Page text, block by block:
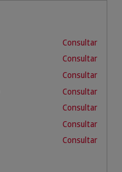
Consultar
Consultar
Consultar
Consultar
Consultar
Consultar
Consultar